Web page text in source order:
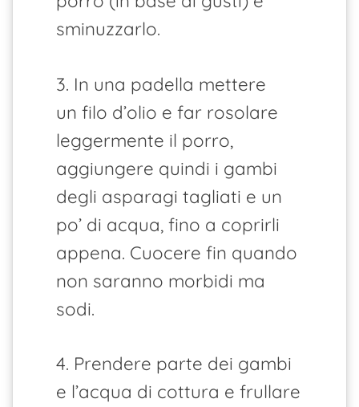
sminuzzarlo.
3. In una padella mettere
un filo d’olio e far rosolare
leggermente il porro,
aggiungere quindi i gambi
degli asparagi tagliati e un
po’ di acqua, fino a coprirli
appena. Cuocere fin quando
non saranno morbidi ma
sodi.
4. Prendere parte dei gambi
e l’acqua di cottura e frullare